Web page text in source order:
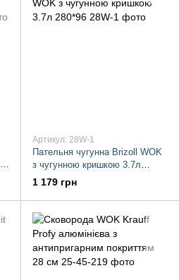
Артикул: 28W-1
Пательня чугунна Brizoll WOK
з чугунною кришкою 3.7л
280*96
1 179 грн